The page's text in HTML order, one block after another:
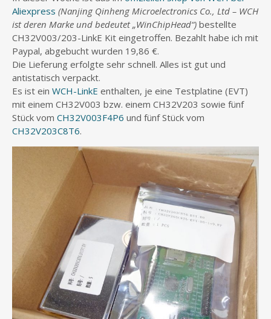
Aliexpress (Nanjing Qinheng Microelectronics Co., Ltd – WCH
ist deren Marke und bedeutet „WinChipHead“) bestellte
CH32V003/203-LinkE Kit eingetroffen. Bezahlt habe ich mit
Paypal, abgebucht wurden 19,86 €.
Die Lieferung erfolgte sehr schnell. Alles ist gut und
antistatisch verpackt.
Es ist ein WCH-LinkE enthalten, je eine Testplatine (EVT)
mit einem CH32V003 bzw. einem CH32V203 sowie fünf
Stück vom CH32V003F4P6 und fünf Stück vom
CH32V203C8T6.